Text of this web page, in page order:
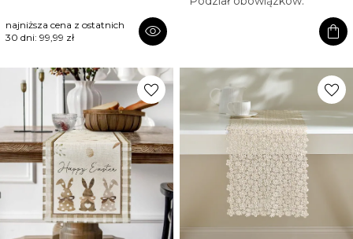
najniższa cena z ostatnich
30 dni: 99,99 zł visibility shopping_bag
favorite favorite